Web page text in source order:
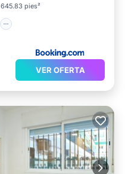
645.83 pies²
VER OFERTA